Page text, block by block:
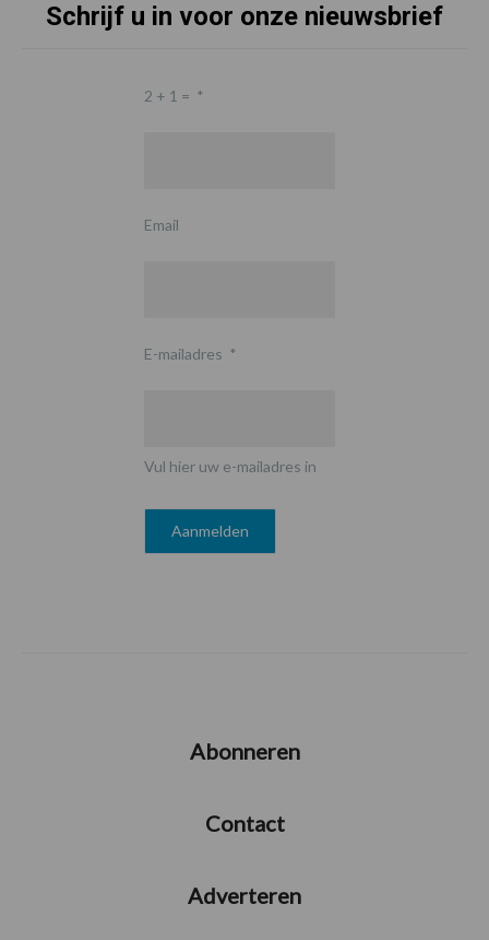
Schrijf u in voor onze nieuwsbrief
2 + 1 = *
Email
E-mailadres *
Vul hier uw e-mailadres in
Abonneren
Contact
Adverteren